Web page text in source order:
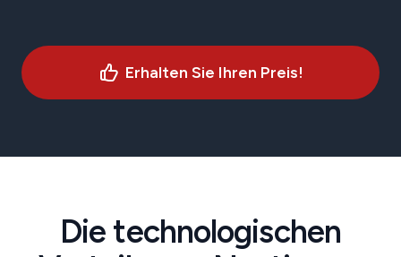
Erhalten Sie Ihren Preis!
Die technologischen